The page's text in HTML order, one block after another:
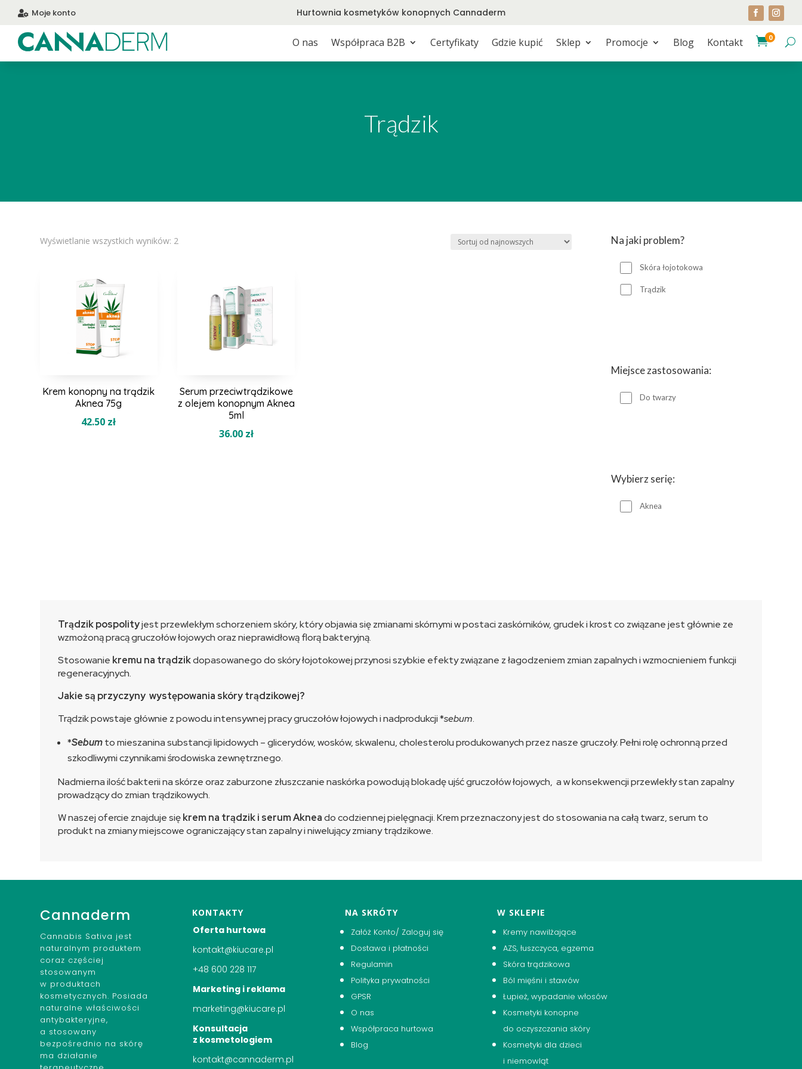
 Moje konto Hurtownia kosmetyków konopnych Cannaderm
O nas Współpraca B2B Certyfikaty Gdzie kupić Sklep Promocje Blog Kontakt 0
Trądzik
Wyświetlanie wszystkich wyników: 2
Krem konopny na trądzik
Aknea 75g
42.50 zł
Serum przeciwtrądzikowe
z olejem konopnym Aknea
5ml
36.00 zł
Na jaki problem?
Skóra łojotokowa
Trądzik
Miejsce zastosowania:
Do twarzy
Wybierz serię:
Aknea
Trądzik pospolityjest przewlekłym schorzeniem skóry, który objawia się zmianami skórnymi w postaci zaskórników, grudek i krost co związane jest głównie ze
wzmożoną pracą gruczołów łojowych oraz nieprawidłową florą bakteryjną.
Stosowanie kremu na trądzikdopasowanego do skóry łojotokowej przynosi szybkie efekty związane z łagodzeniem zmian zapalnych i wzmocnieniem funkcji
regeneracyjnych.
Jakie są przyczyny występowania skóry trądzikowej?
Trądzik powstaje głównie z powodu intensywnej pracy gruczołów łojowych i nadprodukcji *sebum.
*Sebumto mieszanina substancji lipidowych – glicerydów, wosków, skwalenu, cholesterolu produkowanych przez nasze gruczoły. Pełni rolę ochronną przed
szkodliwymi czynnikami środowiska zewnętrznego.
Nadmierna ilość bakterii na skórze oraz zaburzone złuszczanie naskórka powodują blokadę ujść gruczołów łojowych, a w konsekwencji przewlekły stan zapalny
prowadzący do zmian trądzikowych.
W naszej ofercie znajduje siękrem na trądzik i serum Akneado codziennej pielęgnacji. Krem przeznaczony jest do stosowania na całą twarz, serum to
produkt na zmiany miejscowe ograniczający stan zapalny i niwelujący zmiany trądzikowe.
Cannaderm
Cannabis Sativa jest
naturalnym produktem
coraz częściej
stosowanym
w produktach
kosmetycznych. Posiada
naturalne właściwości
antybakteryjne,
a stosowany
bezpośrednio na skórę
ma działanie
KONTAKTY
Oferta hurtowa
kontakt@kiucare.pl
+48 600 228 117
Marketing i reklama
marketing@kiucare.pl
Konsultacja
z kosmetologiem
kontakt@cannaderm.pl
NA SKRÓTY
Załóż Konto/ Zaloguj się
Dostawa i płatności
Regulamin
Polityka prywatności
GPSR
O nas
Współpraca hurtowa
Blog
W SKLEPIE
Kremy nawilżające
AZS, łuszczyca, egzema
Skóra trądzikowa
Ból mięśni i stawów
Łupież, wypadanie włosów
Kosmetyki konopne
do oczyszczania skóry
Kosmetyki dla dzieci
i niemowląt